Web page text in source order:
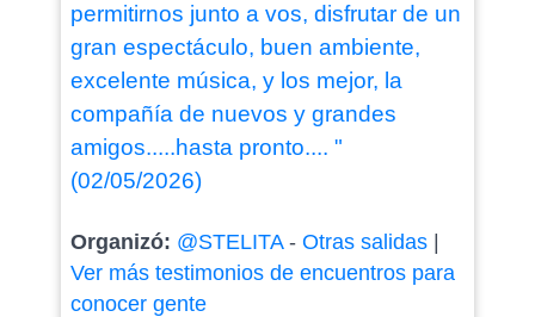
permitirnos junto a vos, disfrutar de un
gran espectáculo, buen ambiente,
excelente música, y los mejor, la
compañía de nuevos y grandes
amigos.....hasta pronto.... "
(02/05/2026)
Organizó: @STELITA- Otras salidas|
Ver más testimonios de encuentros para
conocer gente